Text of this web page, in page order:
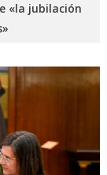
«la jubilación